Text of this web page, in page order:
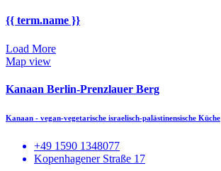
{{ term.name }}
Load More
Map view
Kanaan Berlin-Prenzlauer Berg
Kanaan - vegan-vegetarische israelisch-palästinensische Küche
+49 1590 1348077
Kopenhagener Straße 17